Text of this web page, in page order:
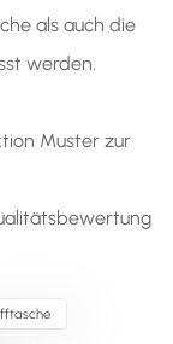
als auch die
werden.
Muster zur